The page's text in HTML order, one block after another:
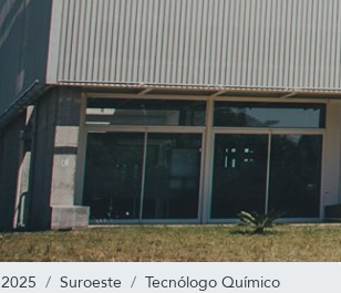
2025 Suroeste Tecnólogo Químico